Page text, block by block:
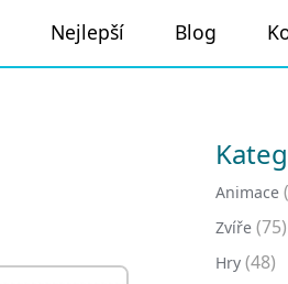
Nejlepší Blog
Animace
Zvíře (75)
Hry (48)